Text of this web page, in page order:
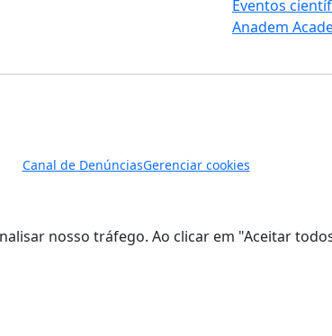
Eventos
Anadem
Canal de DenúnciasGerenciar cookies
nosso tráfego. Ao clicar em "Aceitar